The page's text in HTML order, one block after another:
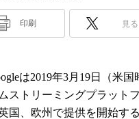
印刷 見る
は2019年3月19日（米
ストリーミングプラット
国、欧州で提供を開始する